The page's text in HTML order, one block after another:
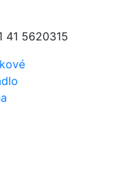
41 5620315